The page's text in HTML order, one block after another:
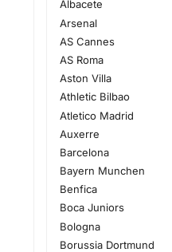
Albacete
Arsenal
AS Cannes
AS Roma
Aston Villa
Athletic Bilbao
Atletico Madrid
Auxerre
Barcelona
Bayern Munchen
Benfica
Boca Juniors
Bologna
Borussia Dortmund